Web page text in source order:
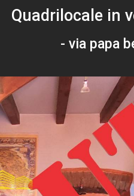
Quadrilocale in
- via papa